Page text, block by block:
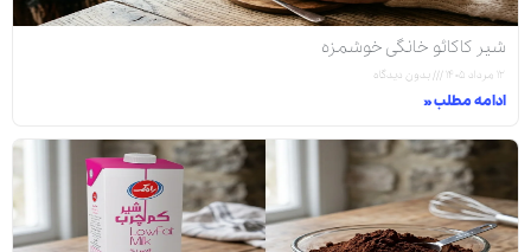
شیر کاکائو خانگی خوشمزه
۱۲ مرداد ۱۴۰۵ بدون دیدگاه
ادامه مطلب »